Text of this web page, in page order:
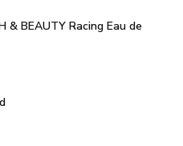
& BEAUTY Racing Eau de